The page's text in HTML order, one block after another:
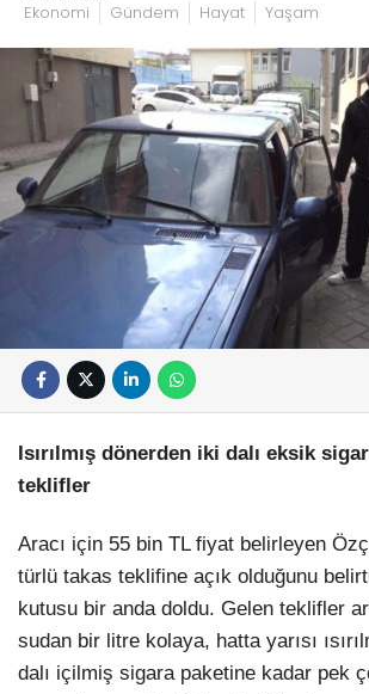
Ekonomi Gündem Hayat Yaşam
Isırılmış dönerden iki dalı eksik
teklifler
Aracı için 55 bin TL fiyat belirleyen
türlü takas teklifine açık olduğunu
kutusu bir anda doldu. Gelen teklifler
sudan bir litre kolaya, hatta yarısı
dalı içilmiş sigara paketine kadar pek